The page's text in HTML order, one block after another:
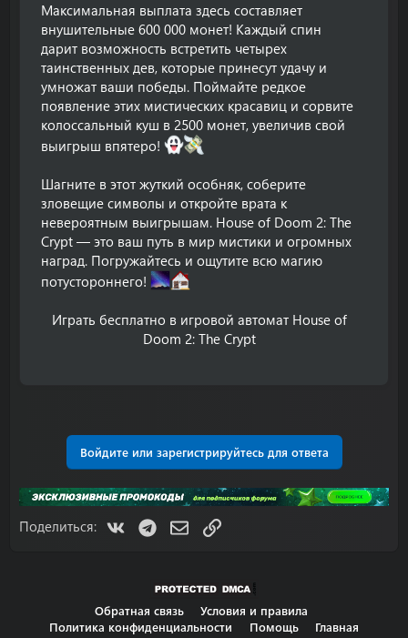
Максимальная выплата здесь составляет
внушительные 600 000 монет! Каждый спин
дарит возможность встретить четырех
таинственных дев, которые принесут удачу и
умножат ваши победы. Поймайте редкое
появление этих мистических красавиц и сорвите
колоссальный куш в 2500 монет, увеличив свой
выигрыш впятеро!
Шагните в этот жуткий особняк, соберите
зловещие символы и откройте врата к
невероятным выигрышам. House of Doom 2: The
Crypt — это ваш путь в мир мистики и огромных
наград. Погружайтесь и ощутите всю магию
потустороннего!
Играть бесплатно в игровой автомат House of
Doom 2: The Crypt​
Войдите или зарегистрируйтесь для ответа
Поделиться: VK TelegramЭлектронная почта
Ссылка
Обратная связь
Условия и правила
Политика конфиденциальности
Помощь Главная